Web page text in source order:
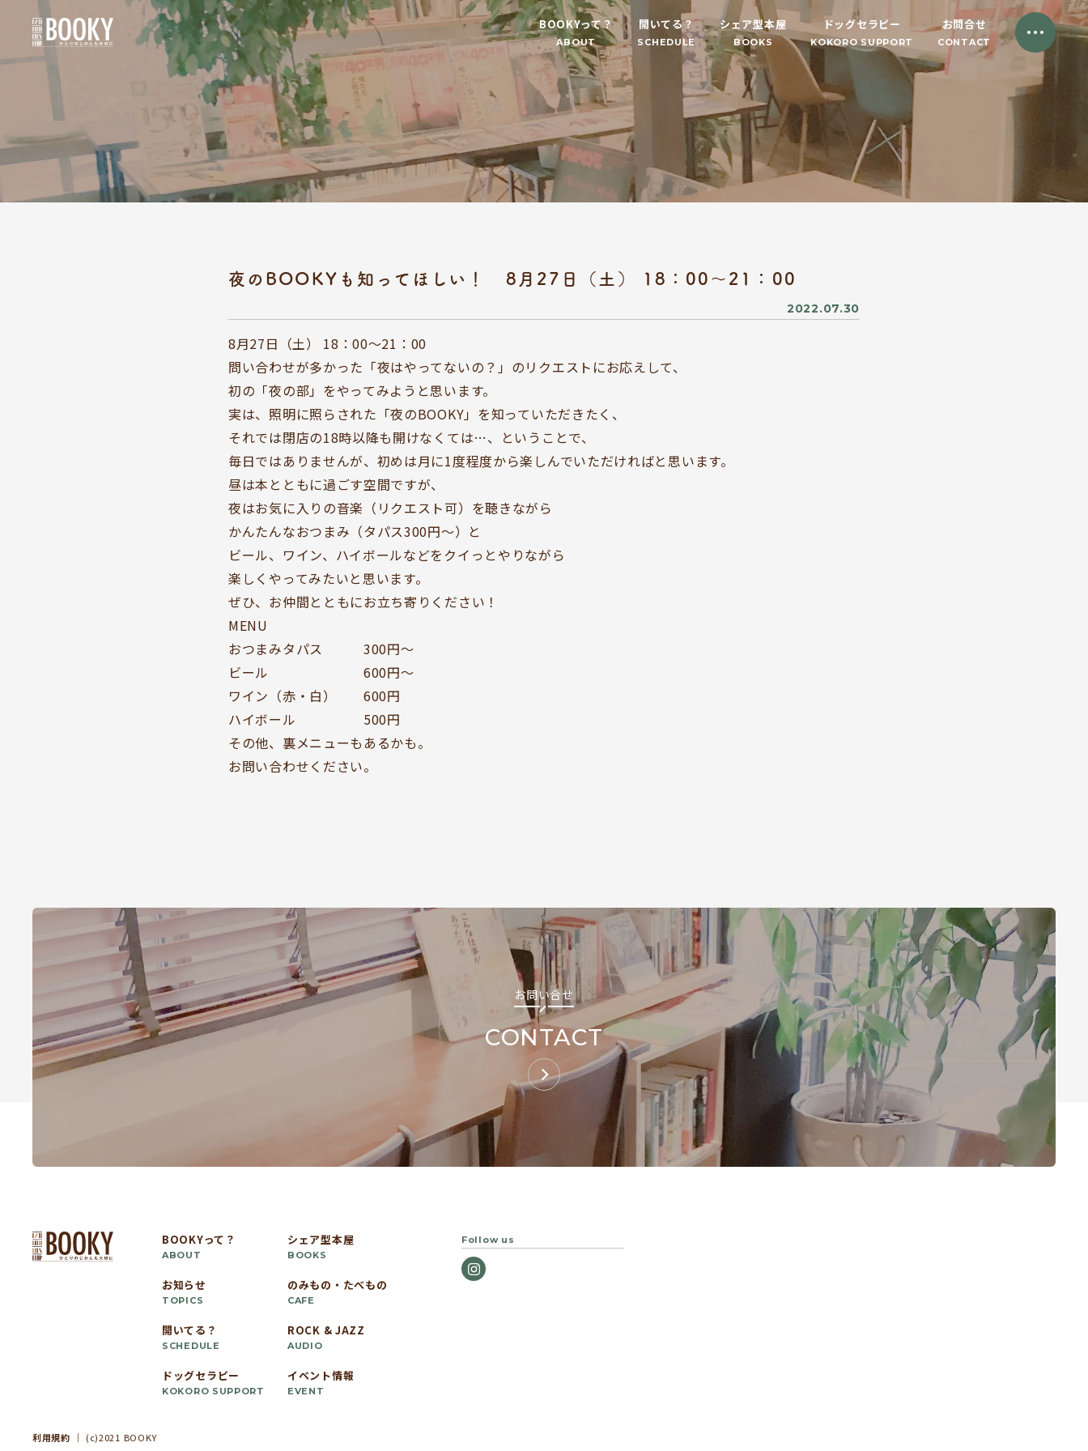
BOOKYって？
ABOUT
開いてる？
SCHEDULE
シェア型本屋
BOOKS
ドッグセラピー
KOKORO SUPPORT
お問合せ
CONTACT
夜のBOOKYも知ってほしい！ 8月27日（土） 18：00〜21：00
2022.07.30
8月27日（土） 18：00〜21：00
問い合わせが多かった「夜はやってないの？」のリクエストにお応えして、
初の「夜の部」をやってみようと思います。
実は、照明に照らされた「夜のBOOKY」を知っていただきたく、
それでは閉店の18時以降も開けなくては…、ということで、
毎日ではありませんが、初めは月に1度程度から楽しんでいただければと思います。
昼は本とともに過ごす空間ですが、
夜はお気に入りの音楽（リクエスト可）を聴きながら
かんたんなおつまみ（タパス300円〜）と
ビール、ワイン、ハイボールなどをクイっとやりながら
楽しくやってみたいと思います。
ぜひ、お仲間とともにお立ち寄りください！
MENU
おつまみタパス 300円〜
ビール 600円〜
ワイン（赤・白） 600円
ハイボール 500円
その他、裏メニューもあるかも。
お問い合わせください。
お問い合せ
CONTACT
BOOKYって？
ABOUT
シェア型本屋
BOOKS
お知らせ
TOPICS
のみもの・たべもの
CAFE
開いてる？
SCHEDULE
ROCK & JAZZ
AUDIO
ドッグセラピー
KOKORO SUPPORT
イベント情報
EVENT
Follow us
利用規約 ｜ (c)2021 BOOKY